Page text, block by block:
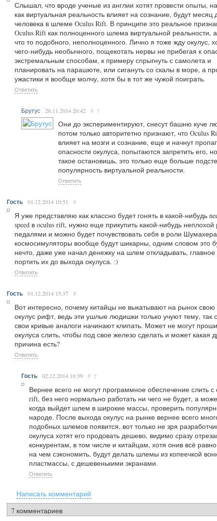
Слышал, что вроде ученые из англии хотят провести опыты,
как виртуальная реальность влияет на сознание, будут месяц
человека в шлеме Oculus Rift. В принципе это реальное
Oculus Rift как полноценного шлема виртуальной реальности,
что то подобного, неполноценного. Лично я тоже жду окулус,
чего-нибудь необычного, пощекотать нервы не прибегая к
экстремальным способам, к примеру спрыгнуть с самолета и
планировать на парашюте, или сигануть со скалы в море, а
ужастики я вообще молчу, хотя бы в тот же чужой поиграть.
Ответить
Брутус 26.11.2014 20:42 # ↑
Они до экспериментируют, снесут башню куче
потом только авторитетно признают, что Oculus
влияет на мозги и сознание, еще и начнут
опасности окулуса, попытаются запретить его,
такое остановишь, это только еще больше
популярность виртуальной реальности.
Ответить
Гость 01.12.2014 10:51 #
Я уже представляю как классно будет гонять в какой-нибудь
speed в oculus rift, нужно еще прикупить какой-нибудь неплохой
педалями и можно будет почувствовать себя в роли
космосимуляторы вообще будут шикарны, одним словом это
нечто, даже уже начал денежку на шлем откладывать,
портить их до выхода окулуса. :)
Ответить
Гость 01.12.2014 15:37 #
Вот интересно, почему китайцы не выкатывают на рынок
окулус рифт, ведь эти ушлые людишки только учуют тему, так
свои кривые аналоги начинают клипать. Может не могут
окулуса слить, чтобы под свое железо сделать и может какая
причина есть?
Ответить
Гость 02.12.2014 16:39 # ↑
Вернее всего не могут программное обеспечение слить с
rift, без него нормально работать ни чего не будет, а
когда выйдет шлем в широкие массы, проверить
народе. После выхода окулус на рынке вернее всего
подобных шлемов появится, вот только не зря
окулуса хотят его продовать дешево, видимо сразу
конкурентам, в том числе и китайцам, хотя онив всё
на чем сэкономить, будут делать шлемы из копеечкой
пластмассы, с дешевенькими экранами.
Ответить
Написать комментарий